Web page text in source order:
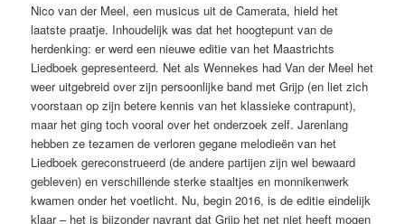
Nico van der Meel, een musicus uit de Camerata, hield het
laatste praatje. Inhoudelijk was dat het hoogtepunt van de
herdenking: er werd een nieuwe editie van het Maastrichts
Liedboek gepresenteerd. Net als Wennekes had Van der Meel het
weer uitgebreid over zijn persoonlijke band met Grijp (en liet zich
voorstaan op zijn betere kennis van het klassieke contrapunt),
maar het ging toch vooral over het onderzoek zelf. Jarenlang
hebben ze tezamen de verloren gegane melodieën van het
Liedboek gereconstrueerd (de andere partijen zijn wel bewaard
gebleven) en verschillende sterke staaltjes en monnikenwerk
kwamen onder het voetlicht. Nu, begin 2016, is de editie eindelijk
klaar – het is bijzonder navrant dat Grijp het net niet heeft mogen